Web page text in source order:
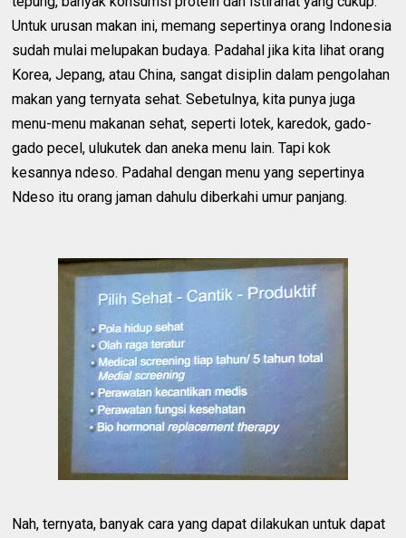
Untuk urusan makan ini, memang sepertinya orang Indonesia
sudah mulai melupakan budaya. Padahal jika kita lihat orang
Korea, Jepang, atau China, sangat disiplin dalam pengolahan
makan yang ternyata sehat. Sebetulnya, kita punya juga
menu-menu makanan sehat, seperti lotek, karedok, gado-
gado pecel, ulukutek dan aneka menu lain. Tapi kok
kesannya ndeso. Padahal dengan menu yang sepertinya
Ndeso itu orang jaman dahulu diberkahi umur panjang.
Nah, ternyata, banyak cara yang dapat dilakukan untuk dapat